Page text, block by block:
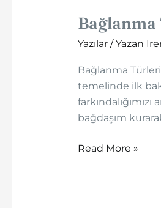
Yazılar/ Yazan
Bağlanma
temelinde ilk
bağdaşım
Bağlanma
Türleri
Read More »